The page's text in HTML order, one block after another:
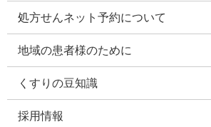
処方せんネット予約について
地域の患者様のために
くすりの豆知識
採用情報